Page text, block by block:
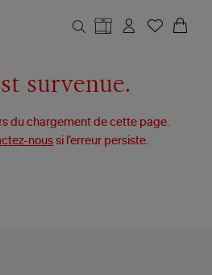
survenue.
du chargement de cette page.
nous si l’erreur persiste.